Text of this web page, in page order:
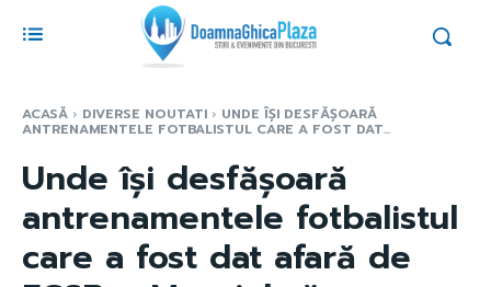
ACASĂ DIVERSE NOUTATI UNDE ÎȘI DESFĂȘOARĂ
ANTRENAMENTELE FOTBALISTUL CARE A FOST DAT...
Unde își desfășoară
antrenamentele fotbalistul
care a fost dat afară de